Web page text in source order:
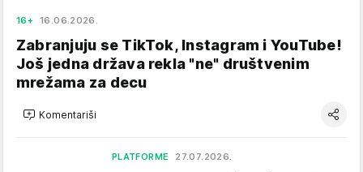
16+ 16.06.2026.
Zabranjuju se TikTok, Instagram i YouTube!
Još jedna država rekla "ne" društvenim
mrežama za decu
Komentariši
PLATFORME 27.07.2026.